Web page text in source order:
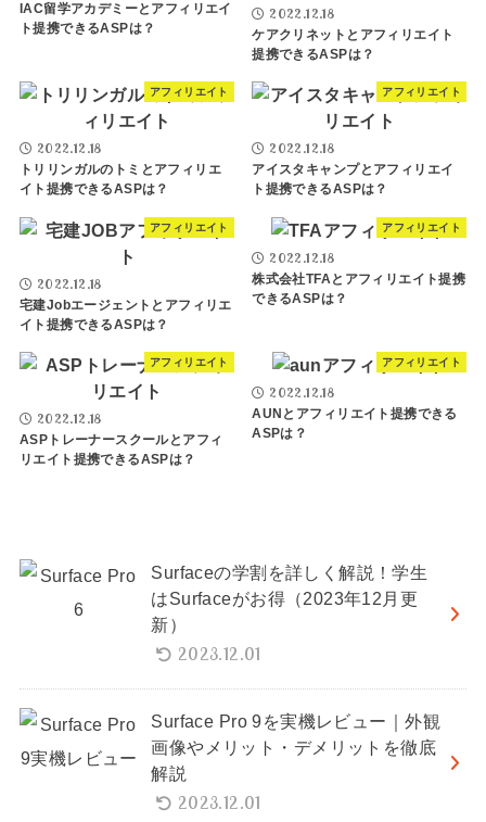
IAC留学アカデミーとアフィリエイ
ト提携できるASPは？
2022.12.18
ケアクリネットとアフィリエイト
提携できるASPは？
アフィリエイト
2022.12.18
トリリンガルのトミとアフィリエ
イト提携できるASPは？
アフィリエイト
2022.12.18
アイスタキャンプとアフィリエイ
ト提携できるASPは？
アフィリエイト
2022.12.18
宅建Jobエージェントとアフィリエ
イト提携できるASPは？
アフィリエイト
2022.12.18
株式会社TFAとアフィリエイト提携
できるASPは？
アフィリエイト
2022.12.18
ASPトレーナースクールとアフィ
リエイト提携できるASPは？
アフィリエイト
2022.12.18
AUNとアフィリエイト提携できる
ASPは？
Surfaceの学割を詳しく解説！学生
はSurfaceがお得（2023年12月更
新）
2023.12.01
Surface Pro 9を実機レビュー｜外観
画像やメリット・デメリットを徹底
解説
2023.12.01